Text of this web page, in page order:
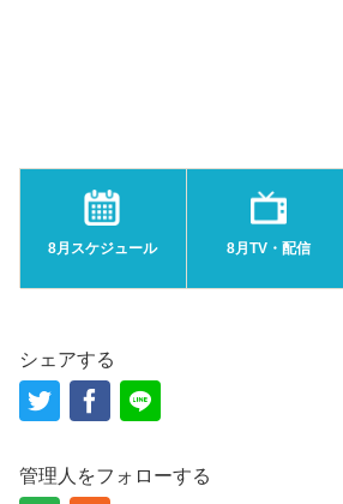
8月スケジュール 8月TV・配信
シェアする
管理人をフォローする